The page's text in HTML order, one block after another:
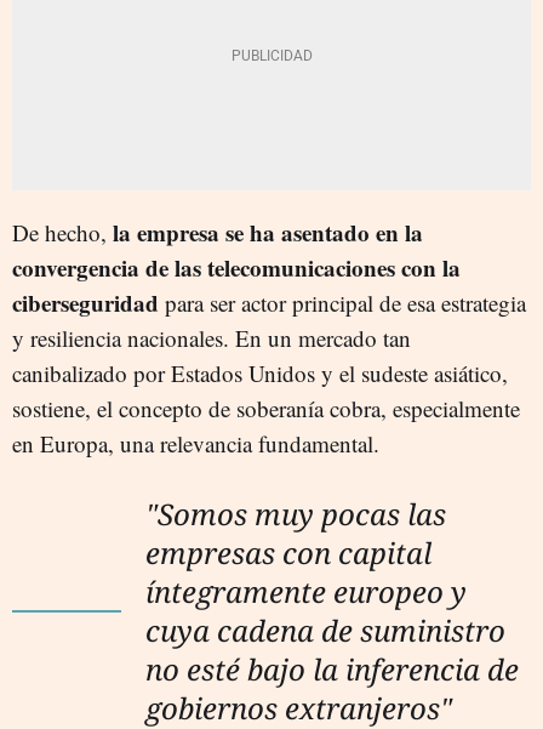
De hecho, la empresa se ha asentado en la
convergencia de las telecomunicaciones con la
ciberseguridad para ser actor principal de esa estrategia
y resiliencia nacionales. En un mercado tan
canibalizado por Estados Unidos y el sudeste asiático,
sostiene, el concepto de soberanía cobra, especialmente
en Europa, una relevancia fundamental.
"Somos muy pocas las
empresas con capital
íntegramente europeo y
cuya cadena de suministro
no esté bajo la inferencia de
gobiernos extranjeros"